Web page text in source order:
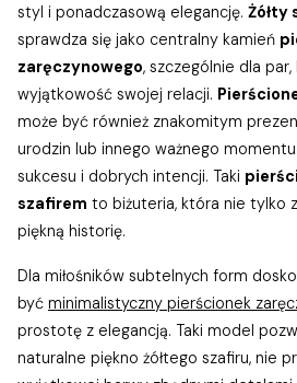
styl i ponadczasową elegancję. Żółty
sprawdza się jako centralny kamień
zaręczynowego, szczególnie dla
wyjątkowość swojej relacji.
może być również znakomitym
urodzin lub innego ważnego
sukcesu i dobrych intencji. Taki
szafirem to biżuteria, która nie tylko
piękną historię.
Dla miłośników subtelnych form
być minimalistyczny pierścionek
prostotę z elegancją. Taki model
naturalne piękno żółtego szafiru, nie